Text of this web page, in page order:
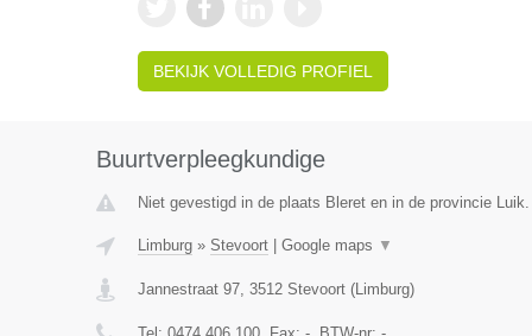
BEKIJK VOLLEDIG PROFIEL
Buurtverpleegkundige
Niet gevestigd in de plaats Bleret en in de provincie Luik.
Limburg» Stevoort| Google maps ▼
Jannestraat 97, 3512 Stevoort(Limburg)